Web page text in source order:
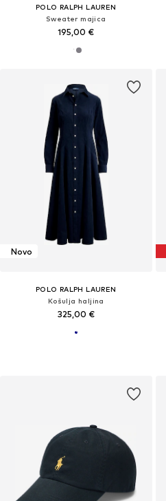
POLO RALPH LAUREN
Sweater majica
195,00 €
Novo
POLO RALPH LAUREN
Košulja haljina
325,00 €